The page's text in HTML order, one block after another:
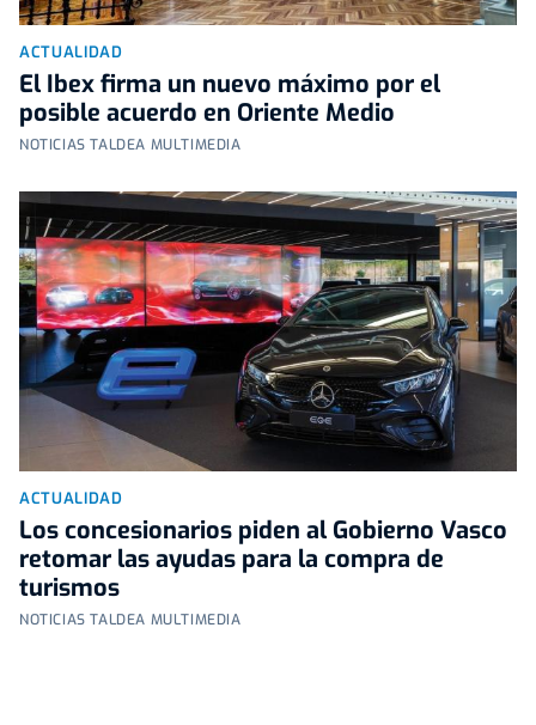
ACTUALIDAD
El Ibex firma un nuevo máximo por el
posible acuerdo en Oriente Medio
NOTICIAS TALDEA MULTIMEDIA
ACTUALIDAD
Los concesionarios piden al Gobierno Vasco
retomar las ayudas para la compra de
turismos
NOTICIAS TALDEA MULTIMEDIA